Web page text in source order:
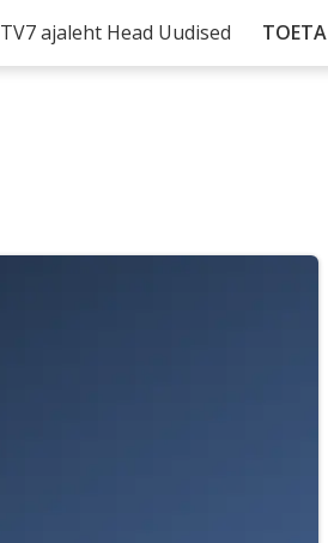
TV7 ajaleht Head Uudised TOETA